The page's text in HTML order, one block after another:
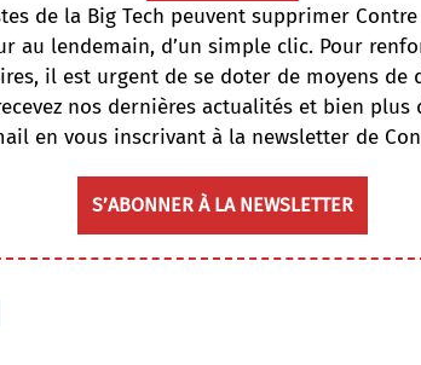
de la Big Tech peuvent supprimer
au lendemain, d’un simple clic. Pour
il est urgent de se doter de moyens de
nos dernières actualités et bien
en vous inscrivant à la newsletter de
S’ABONNER À LA NEWSLETTER